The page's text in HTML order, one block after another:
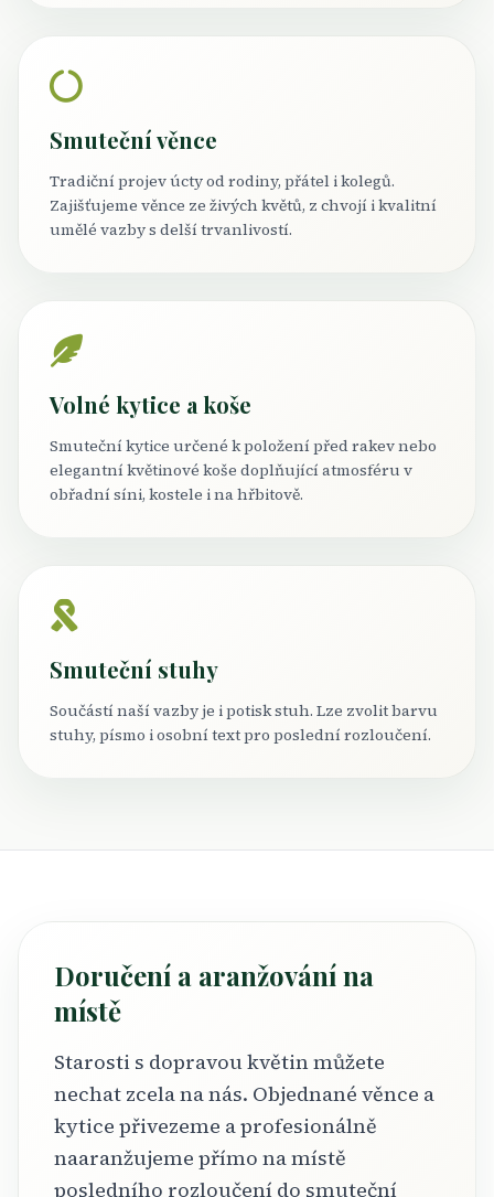
Smuteční věnce
Tradiční projev úcty od rodiny, přátel i kolegů.
Zajišťujeme věnce ze živých květů, z chvojí i kvalitní
umělé vazby s delší trvanlivostí.
Volné kytice a koše
Smuteční kytice určené k položení před rakev nebo
elegantní květinové koše doplňující atmosféru v
obřadní síni, kostele i na hřbitově.
Smuteční stuhy
Součástí naší vazby je i potisk stuh. Lze zvolit barvu
stuhy, písmo i osobní text pro poslední rozloučení.
Doručení a aranžování na
místě
Starosti s dopravou květin můžete
nechat zcela na nás. Objednané věnce a
kytice přivezeme a profesionálně
naaranžujeme přímo na místě
posledního rozloučení do smuteční